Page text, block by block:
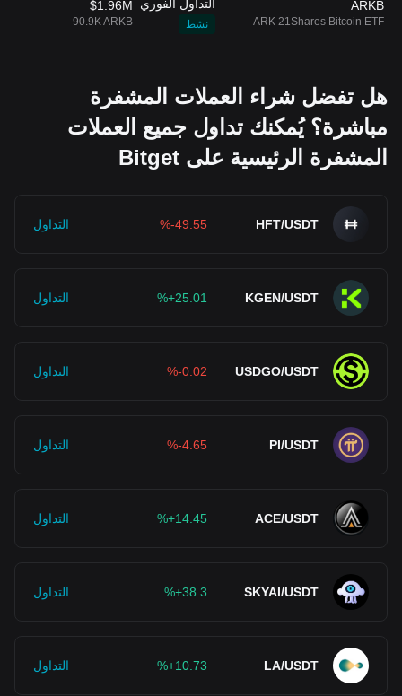
ARKB
ARK 21Shares Bitcoin ETF
التداول الفوري
نشط
$1.96M
90.9K ARKB
هل تفضل شراء العملات المشفرة
مباشرة؟ يُمكنك تداول جميع العملات
المشفرة الرئيسية على Bitget
HFT/USDT
%-49.55 التداول
KGEN/USDT
%+25.01 التداول
USDGO/USDT
%-0.02 التداول
PI/USDT
%-4.65 التداول
ACE/USDT
%+14.45 التداول
SKYAI/USDT
%+38.3 التداول
LA/USDT
%+10.73 التداول